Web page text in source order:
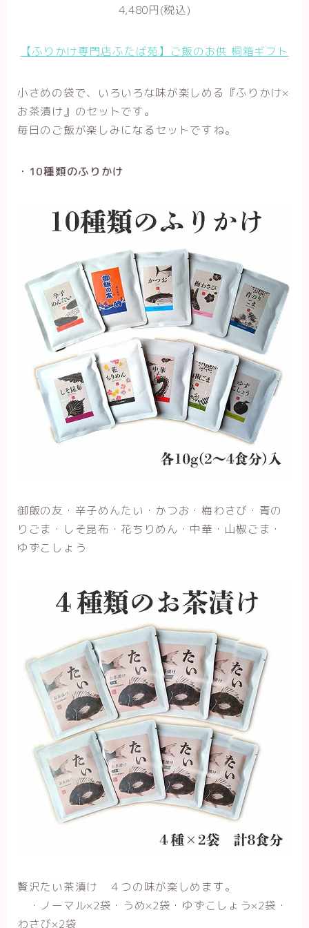
4,480円(税込)
【ふりかけ専門店ふたば苑】ご飯のお供 桐箱ギフト
小さめの袋で、いろいろな味が楽しめる『ふりかけ×
お茶漬け』のセットです。
毎日のご飯が楽しみになるセットですね。
・10種類のふりかけ
御飯の友・辛子めんたい・かつお・梅わさび・青の
りごま・しそ昆布・花ちりめん・中華・山椒ごま・
ゆずこしょう
贅沢たい茶漬け ４つの味が楽しめます。
・ノーマル×2袋・うめ×2袋・ゆずこしょう×2袋・
わさび×2袋